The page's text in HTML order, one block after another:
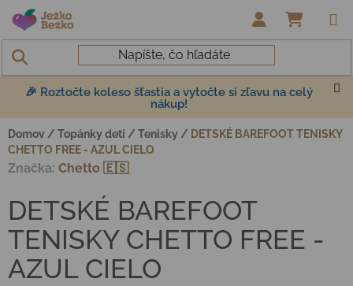
Prejsť na obsah
🎉 Roztočte koleso šťastia a vytočte si zľavu na celý
nákup!
Domov / Topánky deti / Tenisky / DETSKÉ BAREFOOT TENISKY
CHETTO FREE - AZUL CIELO
DETSKÉ BAREFOOT
TENISKY CHETTO FREE -
AZUL CIELO
Značka: Chetto 🇪🇸